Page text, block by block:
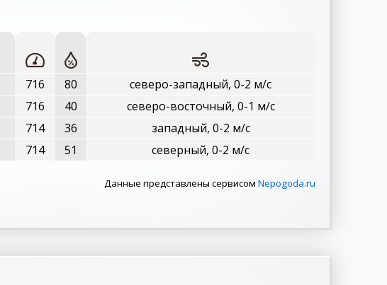
716 80
северо-западный, 0-2 м/с
716 40
северо-восточный, 0-1 м/с
714 36
западный, 0-2 м/с
714 51 северный, 0-2 м/с
Данные представлены сервисом Nepogoda.ru